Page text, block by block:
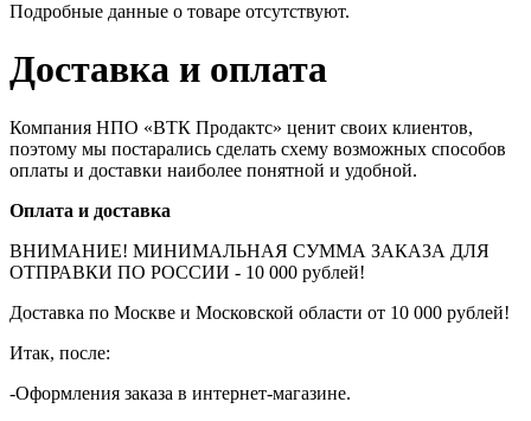
Подробные данные о товаре отсутствуют.
Доставка и оплата
Компания НПО «ВТК Продактс» ценит своих клиентов,
поэтому мы постарались сделать схему возможных способов
оплаты и доставки наиболее понятной и удобной.
Оплата и доставка
ВНИМАНИЕ! МИНИМАЛЬНАЯ СУММА ЗАКАЗА ДЛЯ
ОТПРАВКИ ПО РОССИИ - 10 000 рублей!
Доставка по Москве и Московской области от 10 000 рублей!
Итак, после:
-Оформления заказа в интернет-магазине.